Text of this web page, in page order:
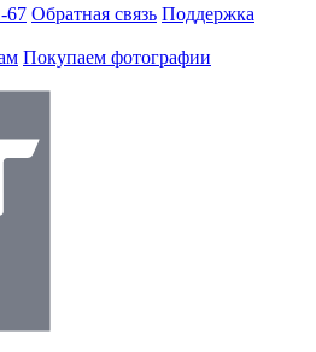
67 Обратная связь Поддержка
Покупаем фотографии